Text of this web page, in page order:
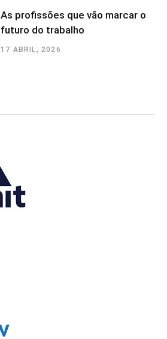
As profissões que vão marcar o
futuro do trabalho
17 ABRIL, 2026